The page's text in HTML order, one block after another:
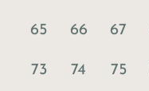
65 66 67
73 74 75